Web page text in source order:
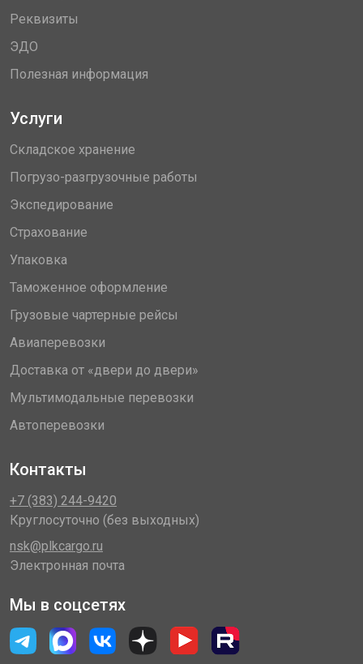
Реквизиты
ЭДО
Полезная информация
Услуги
Складское хранение
Погрузо-разгрузочные работы
Экспедирование
Страхование
Упаковка
Таможенное оформление
Грузовые чартерные рейсы
Авиаперевозки
Доставка от «двери до двери»
Мультимодальные перевозки
Автоперевозки
Контакты
+7 (383) 244-9420
Круглосуточно (без выходных)
nsk@plkcargo.ru
Электронная почта
Мы в соцсетях